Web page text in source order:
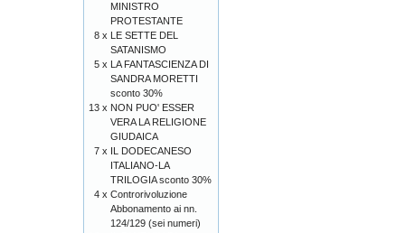
MINISTRO
PROTESTANTE
8 x LE SETTE DEL
SATANISMO
5 x LA FANTASCIENZA DI
SANDRA MORETTI
sconto 30%
13 x NON PUO' ESSER
VERA LA RELIGIONE
GIUDAICA
7 x IL DODECANESO
ITALIANO-LA
TRILOGIA sconto 30%
4 x Controrivoluzione
Abbonamento ai nn.
124/129 (sei numeri)